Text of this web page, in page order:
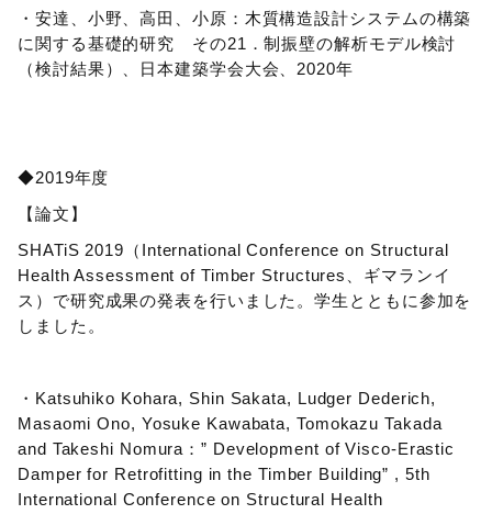
・安達、小野、高田、小原：木質構造設計システムの構築
に関する基礎的研究 その21．制振壁の解析モデル検討
（検討結果）、日本建築学会大会、2020年
◆2019年度
【論文】
SHATiS 2019（International Conference on Structural
Health Assessment of Timber Structures、ギマランイ
ス）で研究成果の発表を行いました。学生とともに参加を
しました。
・Katsuhiko Kohara, Shin Sakata, Ludger Dederich,
Masaomi Ono, Yosuke Kawabata, Tomokazu Takada
and Takeshi Nomura：” Development of Visco-Erastic
Damper for Retrofitting in the Timber Building” , 5th
International Conference on Structural Health